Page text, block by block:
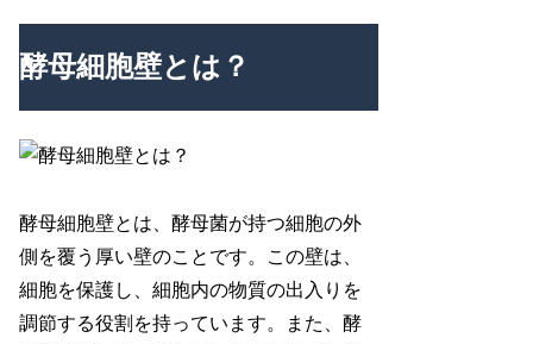
酵母細胞壁とは？
酵母細胞壁とは、酵母菌が持つ細胞の外
側を覆う厚い壁のことです。この壁は、
細胞を保護し、細胞内の物質の出入りを
調節する役割を持っています。また、酵